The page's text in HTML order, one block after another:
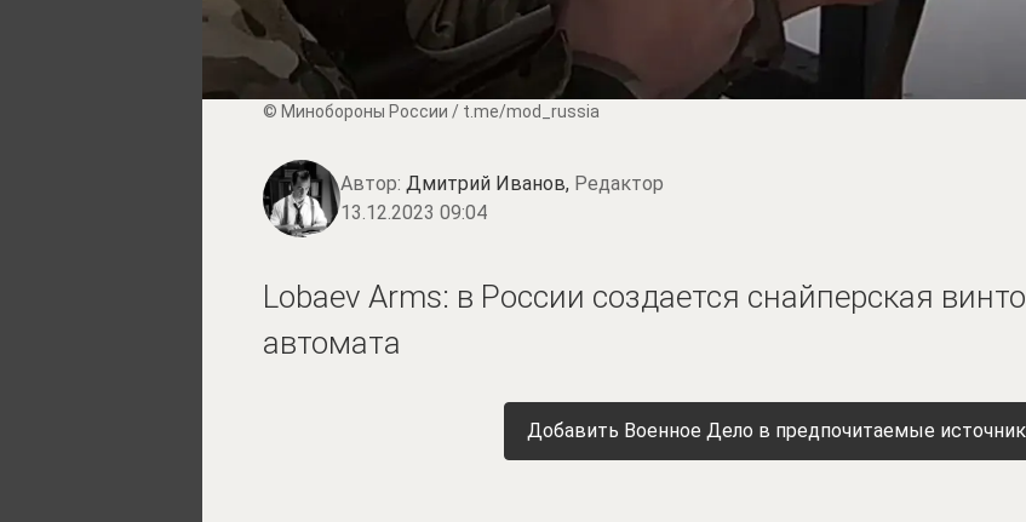
© Минобороны России / t.me/mod_russia
Автор: Дмитрий Иванов, Редактор
13.12.2023 09:04
Lobaev Arms: в России создается снайперская
автомата
Добавить Военное Дело в предпочитаемые